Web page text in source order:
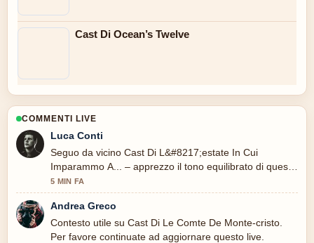
Cast Di Ocean’s Twelve
COMMENTI LIVE
Luca Conti
Seguo da vicino Cast Di L&#8217;estate In Cui
Imparammo A... – apprezzo il tono equilibrato di questa
copertura.
5 MIN FA
Andrea Greco
Contesto utile su Cast Di Le Comte De Monte-cristo.
Per favore continuate ad aggiornare questo live.